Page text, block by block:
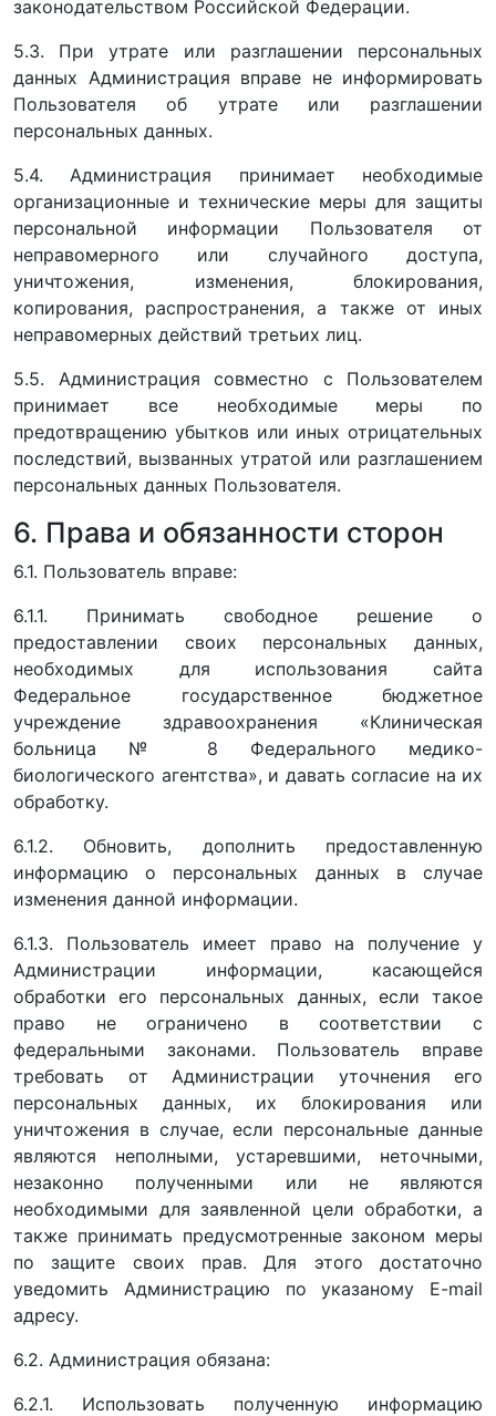
законодательством Российской Федерации.
5.3. При утрате или разглашении персональных
данных Администрация вправе не информировать
Пользователя об утрате или разглашении
персональных данных.
5.4. Администрация принимает необходимые
организационные и технические меры для защиты
персональной информации Пользователя от
неправомерного или случайного доступа,
уничтожения, изменения, блокирования,
копирования, распространения, а также от иных
неправомерных действий третьих лиц.
5.5. Администрация совместно с Пользователем
принимает все необходимые меры по
предотвращению убытков или иных отрицательных
последствий, вызванных утратой или разглашением
персональных данных Пользователя.
6. Права и обязанности сторон
6.1. Пользователь вправе:
6.1.1. Принимать свободное решение о
предоставлении своих персональных данных,
необходимых для использования сайта
Федеральное государственное бюджетное
учреждение здравоохранения «Клиническая
больница № 8 Федерального медико-
биологического агентства», и давать согласие на их
обработку.
6.1.2. Обновить, дополнить предоставленную
информацию о персональных данных в случае
изменения данной информации.
6.1.3. Пользователь имеет право на получение у
Администрации информации, касающейся
обработки его персональных данных, если такое
право не ограничено в соответствии с
федеральными законами. Пользователь вправе
требовать от Администрации уточнения его
персональных данных, их блокирования или
уничтожения в случае, если персональные данные
являются неполными, устаревшими, неточными,
незаконно полученными или не являются
необходимыми для заявленной цели обработки, а
также принимать предусмотренные законом меры
по защите своих прав. Для этого достаточно
уведомить Администрацию по указаному E-mail
адресу.
6.2. Администрация обязана:
6.2.1. Использовать полученную информацию